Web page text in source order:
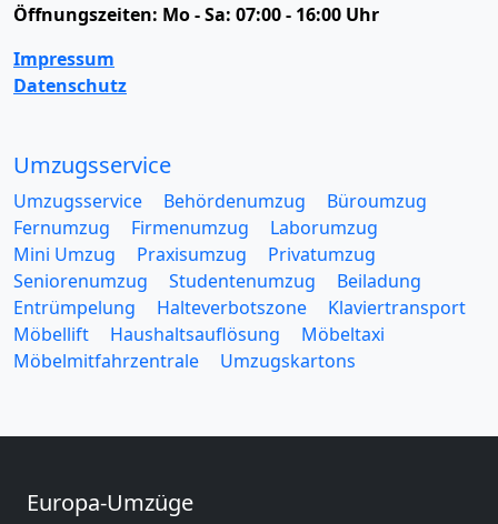
Öffnungszeiten: Mo - Sa: 07:00 - 16:00 Uhr
Impressum
Datenschutz
Umzugsservice
Umzugsservice Behördenumzug
Büroumzug
Fernumzug
Firmenumzug
Laborumzug
Mini Umzug
Praxisumzug
Privatumzug
Seniorenumzug
Studentenumzug
Beiladung
Entrümpelung
Halteverbotszone
Klaviertransport
Möbellift
Haushaltsauflösung
Möbeltaxi
Möbelmitfahrzentrale
Umzugskartons
Europa-Umzüge